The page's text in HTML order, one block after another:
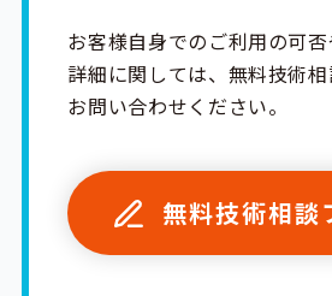
お客様自身でのご利用の可
詳細に関しては、無料技術
お問い合わせください。
無料技術相談